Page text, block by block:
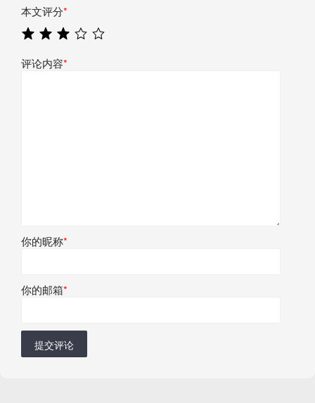
本文评分*
评论内容*
你的昵称*
你的邮箱*
提交评论